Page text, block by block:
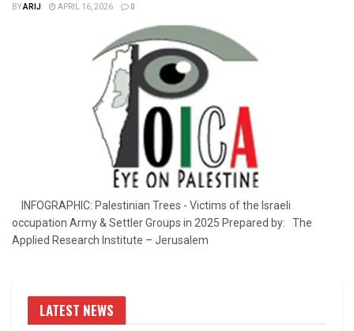
BYARIJ APRIL 16, 2026 0
INFOGRAPHIC: Palestinian Trees - Victims of the Israeli
occupation Army & Settler Groups in 2025 Prepared by: The
Applied Research Institute – Jerusalem
LATEST NEWS